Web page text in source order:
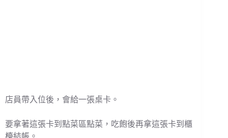
店員帶入位後，會給一張桌卡。
要拿著這張卡到點菜區點菜，吃飽後再拿這張卡到櫃
檯結帳。